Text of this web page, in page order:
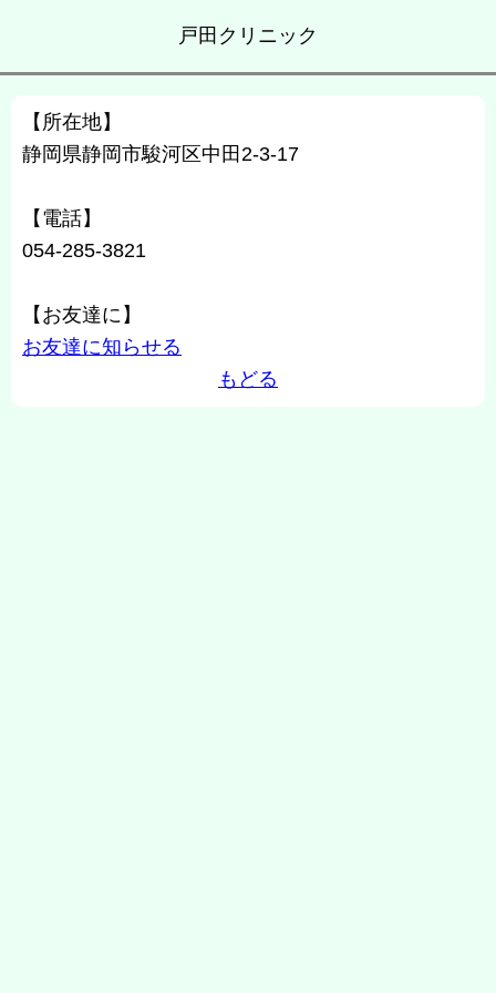
戸田クリニック
【所在地】
静岡県静岡市駿河区中田2-3-17
【電話】
054-285-3821
【お友達に】
お友達に知らせる
もどる